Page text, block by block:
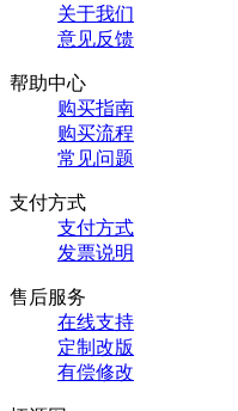
关于我们
意见反馈
帮助中心
购买指南
购买流程
常见问题
支付方式
支付方式
发票说明
售后服务
在线支持
定制改版
有偿修改